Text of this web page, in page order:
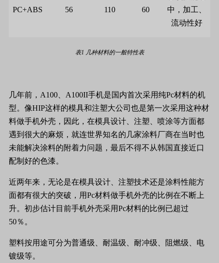
PC+ABS 56 110 60
中，加工、
流动性好
表1 几种材料的一般特性表
几年前， A100 A100II手机是国内首次采用纯Pc材料的机
型。像HIP这样的模具和注塑大公司也是第一次采用这种材
料做手机外壳，因此，在模具设计、注塑、喷涂等方面都
遇到很大的麻烦，就连世界知名的几家涂料厂商在当时也
未能解决涂料的附着力问题，最后不得不从韩国直接近口
配制好的色漆。
近两年来，无论是在模具设计、注塑技术还是涂料性能方
面都有很大的突破，用Pc材料做手机外壳的比例在不断上
升。初步估计目前手机外壳采用Pc材料的比例已超过
50％。
塑料按用途可分为普通级、耐温级、耐冲级、阻燃级、电
镀级等。